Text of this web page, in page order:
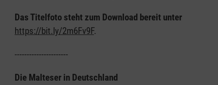
Das Titelfoto steht zum Download bereit unter
https://bit.ly/2m6Fv9F.
----------------------
Die Malteser in Deutschland